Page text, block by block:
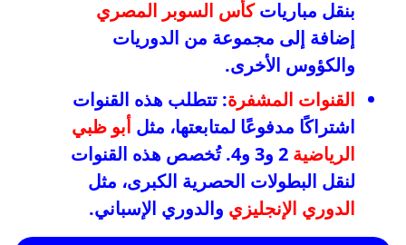
بنقل مبارياتكأس السوبر المصري
إضافة إلى مجموعة من الدوريات
والكؤوس الأخرى.
القنوات المشفرة: تتطلب هذه القنوات
اشتراكًا مدفوعًا لمتابعتها، مثل أبو ظبي
الرياضية
2 و3 و4. تُخصص هذه القنوات
لنقل البطولات الحصرية الكبرى، مثل
الدوري الإنجليزي والدوري الإسباني.